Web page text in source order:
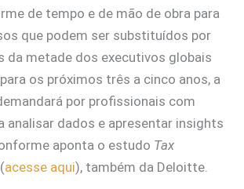
de tempo e de mão de obra para
que podem ser substituídos por
da metade dos executivos globais
os próximos três a cinco anos, a
por profissionais com
analisar dados e apresentar insights
aponta o estudo Tax
(acesse aqui), também da Deloitte.